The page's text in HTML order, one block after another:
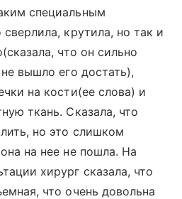
специальным
крутила, но так и
что он сильно
вышло его достать),
на кости(ее слова) и
ткань. Сказала, что
но это слишком
на нее не пошла. На
хирург сказала, что
что очень довольна